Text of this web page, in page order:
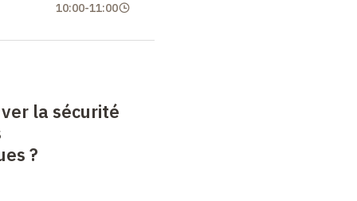
10:00-11:00
la sécurité
?